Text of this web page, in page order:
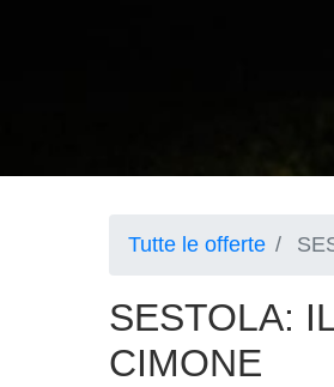
Tutte le offerte
SESTOLA:
CIMONE